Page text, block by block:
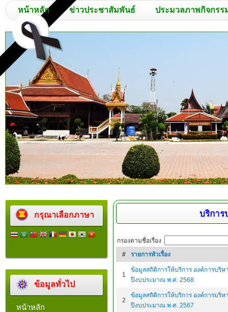
หน้าหลัก ข่าวประชาสัมพันธ์ ประมวลภาพกิจกรร
กรุณาเลือกภาษา
ข้อมูลทั่วไป
หน้าหลัก
บริการ
กรองตามชื่อเรื่อง
#
รายการหัวเรื่อง
1
ข้อมูลสถิติการให้บริการ องค์การบริ
ปีงบประมาณ พ.ศ. 2568
2
ข้อมูลสถิติการให้บริการ องค์การบริ
ปีงบประมาณ พ.ศ. 2567